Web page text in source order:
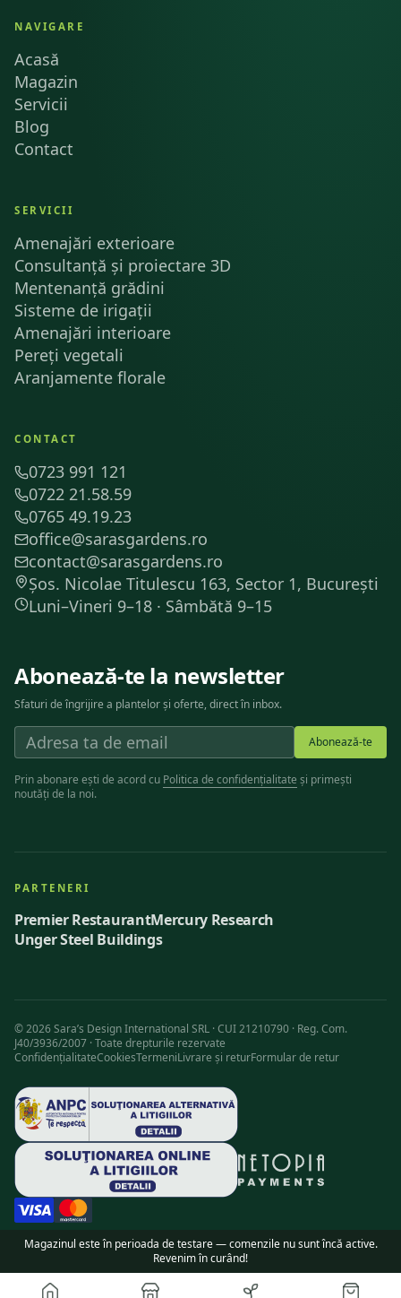
NAVIGARE
Acasă
Magazin
Servicii
Blog
Contact
SERVICII
Amenajări exterioare
Consultanță și proiectare 3D
Mentenanță grădini
Sisteme de irigații
Amenajări interioare
Pereți vegetali
Aranjamente florale
CONTACT
0723 991 121
0722 21.58.59
0765 49.19.23
office@sarasgardens.ro
contact@sarasgardens.ro
Șos. Nicolae Titulescu 163, Sector 1, București
Luni–Vineri 9–18 · Sâmbătă 9–15
Abonează-te la newsletter
Sfaturi de îngrijire a plantelor și oferte, direct în inbox.
Abonează-te
Prin abonare ești de acord cu Politica de confidențialitate și primești
noutăți de la noi.
PARTENERI
Premier RestaurantMercury Research
Unger Steel Buildings
©2026Sara’s Design International SRL · CUI 21210790 · Reg. Com.
J40/3936/2007 ·Toate drepturile rezervate
ConfidențialitateCookiesTermeniLivrare și returFormular de retur
Magazinul este în perioada de testare — comenzile nu sunt încă active.
Revenim în curând!